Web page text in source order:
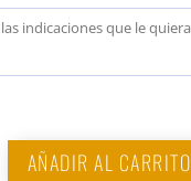
AÑADIR AL CARRITO